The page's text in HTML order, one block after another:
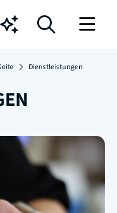
Chatbot
Dienstleistungen